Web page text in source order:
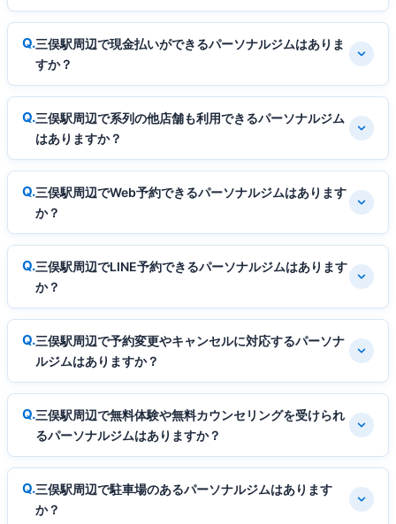
三俣駅周辺で現金払いができるパーソナルジムはありま
すか？
三俣駅周辺で系列の他店舗も利用できるパーソナルジム
はありますか？
三俣駅周辺でWeb予約できるパーソナルジムはあります
か？
三俣駅周辺でLINE予約できるパーソナルジムはあります
か？
三俣駅周辺で予約変更やキャンセルに対応するパーソナ
ルジムはありますか？
三俣駅周辺で無料体験や無料カウンセリングを受けられ
るパーソナルジムはありますか？
三俣駅周辺で駐車場のあるパーソナルジムはあります
か？